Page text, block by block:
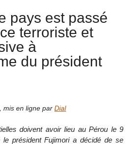
pays est passé
terroriste et
à
du président
mis en ligne par Dial
doivent avoir lieu au Pérou le 9
le président Fujimori a décidé de se